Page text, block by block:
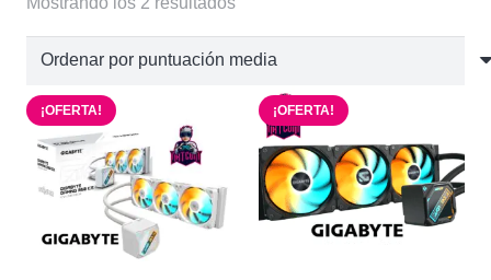
por
puntuación
media
¡OFERTA! ¡OFERTA!